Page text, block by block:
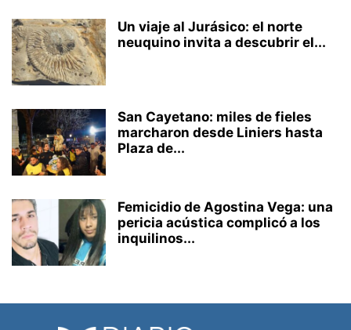
Un viaje al Jurásico: el norte
neuquino invita a descubrir el...
San Cayetano: miles de fieles
marcharon desde Liniers hasta
Plaza de...
Femicidio de Agostina Vega: una
pericia acústica complicó a los
inquilinos...